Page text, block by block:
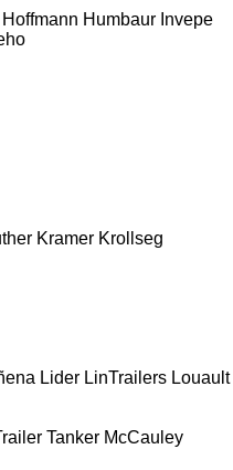
Hoffmann Humbaur Invepe
Kramer Krollseg
Lider LinTrailers Louault
Tanker McCauley